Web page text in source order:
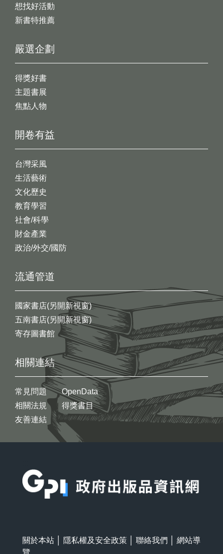
想找好活動
新書特推薦
開卷有益
台灣采風
生活藝術
文化歷史
教育學習
社會/科學
財金產業
政治/外交/國防
嚴選企劃
得獎好書
主題書展
焦點人物
流通管道
國家書店(另開新視窗)
五南書店(另開新視窗)
寄存圖書館
相關連結
常見問題
相關法規
友善連結
OpenData
得獎書目
關於本站 隱私權及安全政策 聯絡我們
網站導
覽